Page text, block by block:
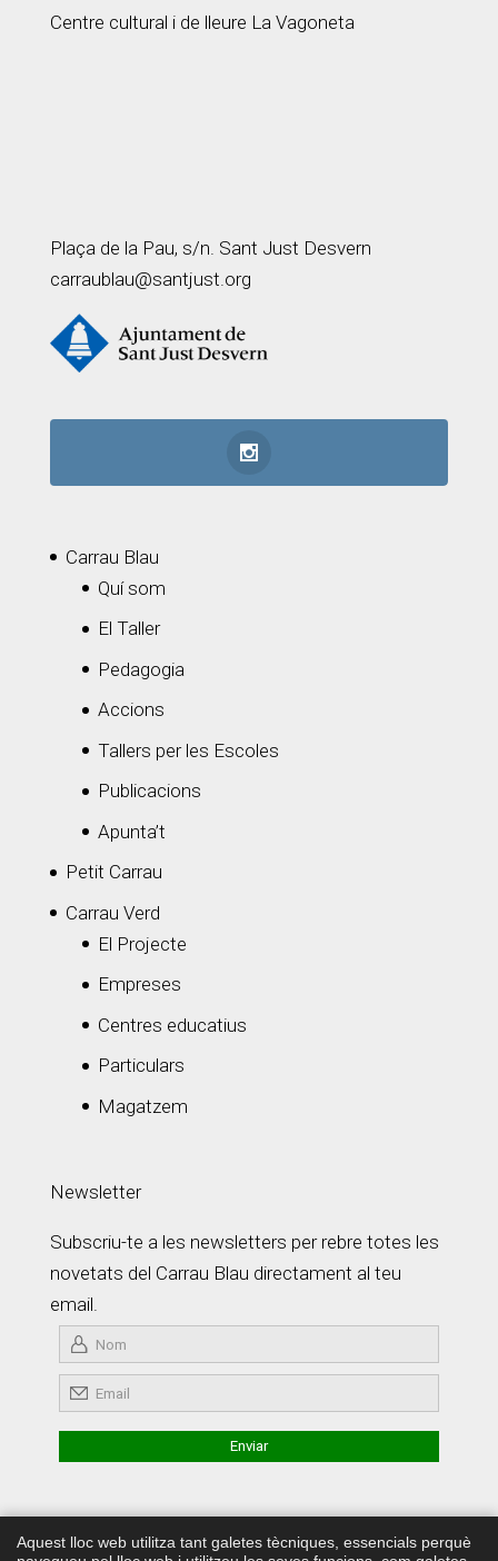
Centre cultural i de lleure La Vagoneta
Plaça de la Pau, s/n. Sant Just Desvern
carraublau@santjust.org
Carrau Blau
Quí som
El Taller
Pedagogia
Accions
Tallers per les Escoles
Publicacions
Apunta’t
Petit Carrau
Carrau Verd
El Projecte
Empreses
Centres educatius
Particulars
Magatzem
Newsletter
Subscriu-te a les newsletters per rebre totes les
novetats del Carrau Blau directament al teu
email.
Aquest lloc web utilitza tant galetes tècniques, essencials perquè